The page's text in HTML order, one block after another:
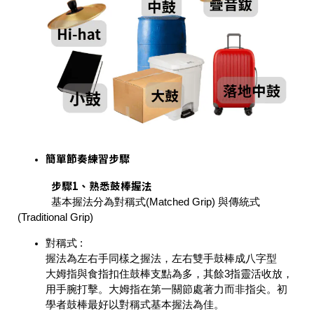
簡單節奏練習步驟
步驟1、熟悉鼓棒握法
基本握法分為對稱式(Matched Grip) 與傳統式
(Traditional Grip)
對稱式 :
握法為左右手同樣之握法，左右雙手鼓棒成八字型
大姆指與食指扣住鼓棒支點為多，其餘3指靈活收放，
用手腕打擊。大姆指在第一關節處著力而非指尖。初
學者鼓棒最好以對稱式基本握法為佳。